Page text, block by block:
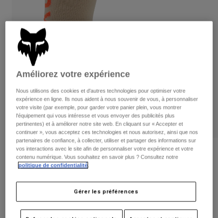
Pantalons
Shorts
Gants
Protections
Masques
Chaussettes
Pièces de rechange
Pantalons
Gants
Masques
Chaussettes
Sacs et accessoires
Voir tout
Femme
T-shirts et tops
Sweats et Pulls
Vestes
Pantalons
Chemises
Voir tout
Protections
Chaussettes
Voir tout
Moto
Casques
Maillots
Pantalons
Bottes
Avis
Price reduced from
27,99 € 18,19 € 35% OFF
Améliorez votre expérience
Nous utilisons des cookies et d'autres technologies pour optimiser votre
expérience en ligne. Ils nous aident à nous souvenir de vous, à personnaliser
votre visite (par exemple, pour garder votre panier plein, vous montrer
l'équipement qui vous intéresse et vous envoyer des publicités plus
pertinentes) et à améliorer notre site web. En cliquant sur « Accepter et
continuer », vous acceptez ces technologies et nous autorisez, ainsi que nos
partenaires de confiance, à collecter, utiliser et partager des informations sur
vos interactions avec le site afin de personnaliser votre expérience et votre
contenu numérique. Vous souhaitez en savoir plus ? Consultez notre
politique de confidentialité
Gérer les préférences